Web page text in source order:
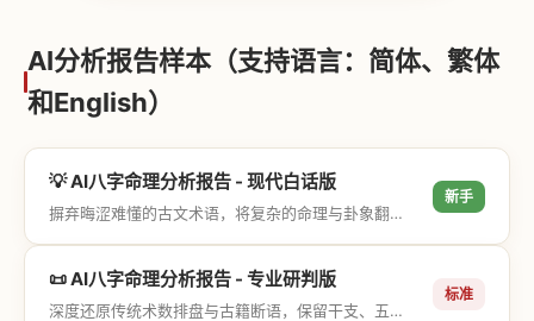
AI分析报告样本（支持语言：简体、繁体
和English）
💡 AI八字命理分析报告 - 现代白话版
摒弃晦涩难懂的古文术语，将复杂的命理与卦象翻译成通俗易懂的现代大白话，直击结果与生活建议，零门槛轻松阅读。
新手
📜 AI八字命理分析报告 - 专业研判版
深度还原传统术数排盘与古籍断语，保留干支、五行与神煞等专业术语，适合追求严谨考证与具备易学基础的用户。
标准